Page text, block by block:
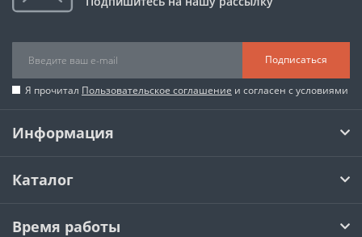
Подписаться
Я прочитал Пользовательское соглашение и согласен с условиями
Информация
Каталог
Время работы